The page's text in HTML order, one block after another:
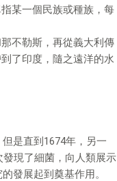
某一個民族或種族，每
不勒斯，再從義大利傳
了印度，隨之遠洋的水
是直到1674年，另一
現了細菌，向人類展示
發展起到奠基作用。